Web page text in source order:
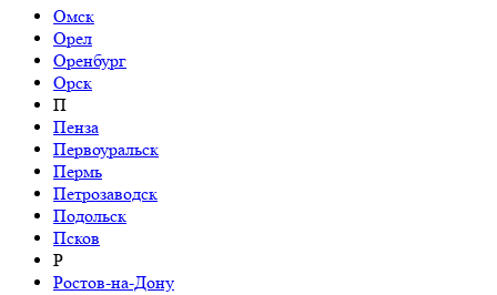
Омск
Орел
Оренбург
Орск
П
Пенза
Первоуральск
Пермь
Петрозаводск
Подольск
Псков
Р
Ростов-на-Дону